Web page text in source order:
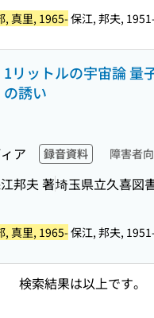
, 真里, 1965-保江, 邦夫,
1リットルの宇宙論 量
の誘い
ア 録音資料 障害者
邦夫 著埼玉県立久喜図
, 真里, 1965-保江, 邦夫,
検索結果は以上です。